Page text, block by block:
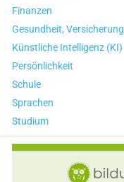
Finanzen
Gesundheit, Versicherung
Künstliche Intelligenz (KI)
Persönlichkeit
Schule
Sprachen
Studium